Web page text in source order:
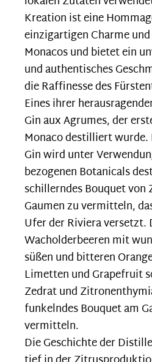
Kreation ist eine
einzigartigen Charme und
Monacos und bietet ein
und authentisches
die Raffinesse des
Eines ihrer
Gin aux Agrumes, der
Monaco destilliert
Gin wird unter
bezogenen Botanicals
schillerndes Bouquet
Gaumen zu vermitteln,
Ufer der Riviera versetzt.
Wacholderbeeren mit
süßen und bitteren
Limetten und Grapefruit
Zedrat und
funkelndes Bouquet am
vermitteln.
Die Geschichte der